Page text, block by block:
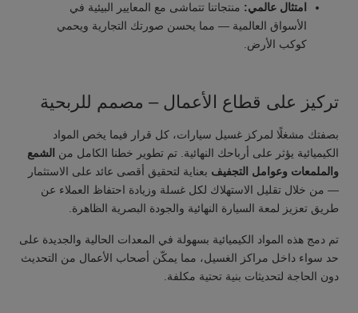
امتثال عالمي: منتجاتنا تتماشى مع المعايير البيئية في
الأسواق العالمية — مما يحسن صورتك التجارية ويحمي
كوكب الأرض.
تركيز على قطاع الأعمال – مصمم للربحية
بصفتك مشغلًا لمركز غسيل سيارات، كل قرار فيما يخص المواد
الكيميائية يؤثر على أرباحك النهائية. تم تطوير خطنا الكامل من الشمع
والملمعات وعوامل التجفيف بعناية لتحقيق أقصى عائد على الاستثمار
— من خلال تقليل الاستهلاك لكل غسلة وزيادة احتفاظ العملاء عن
طريق تعزيز لمعة السيارة النهائية والجودة البصرية الظاهرة.
تم دمج هذه المواد الكيميائية بسهولة في المعدات الحالية والجديدة على
حد سواء داخل مراكز الغسيل، مما يمكّن أصحاب الأعمال من التحديث
دون الحاجة لتحديثات بنية تحتية مكلفة.